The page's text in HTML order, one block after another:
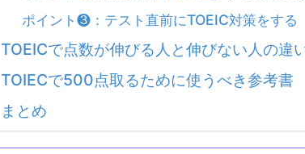
ポイント❸：テスト直前にTOEIC対策をする
TOEICで点数が伸びる人と伸びない人の違
TOIECで500点取るために使うべき参考書
まとめ